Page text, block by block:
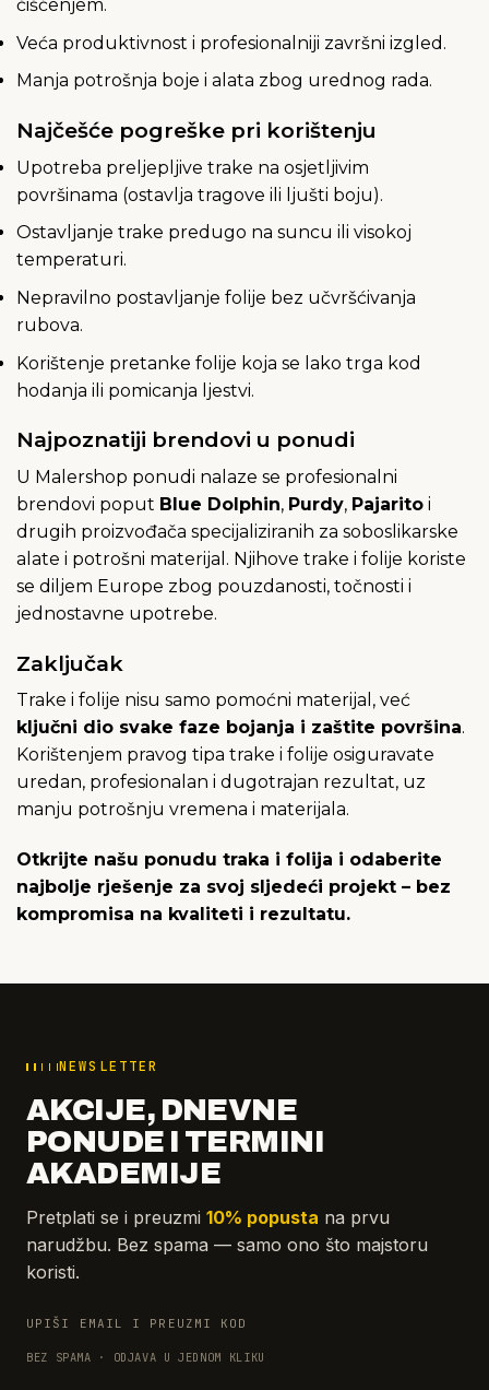
čišćenjem.
Veća produktivnost i profesionalniji završni izgled.
Manja potrošnja boje i alata zbog urednog rada.
Najčešće pogreške pri korištenju
Upotreba preljepljive trake na osjetljivim
površinama (ostavlja tragove ili ljušti boju).
Ostavljanje trake predugo na suncu ili visokoj
temperaturi.
Nepravilno postavljanje folije bez učvršćivanja
rubova.
Korištenje pretanke folije koja se lako trga kod
hodanja ili pomicanja ljestvi.
Najpoznatiji brendovi u ponudi
U Malershop ponudi nalaze se profesionalni
brendovi poput Blue Dolphin, Purdy, Pajarito i
drugih proizvođača specijaliziranih za soboslikarske
alate i potrošni materijal. Njihove trake i folije koriste
se diljem Europe zbog pouzdanosti, točnosti i
jednostavne upotrebe.
Zaključak
Trake i folije nisu samo pomoćni materijal, već
ključni dio svake faze bojanja i zaštite površina.
Korištenjem pravog tipa trake i folije osiguravate
uredan, profesionalan i dugotrajan rezultat, uz
manju potrošnju vremena i materijala.
Otkrijte našu ponudu traka i folija i odaberite
najbolje rješenje za svoj sljedeći projekt – bez
kompromisa na kvaliteti i rezultatu.
NEWSLETTER
AKCIJE, DNEVNE
PONUDE I TERMINI
AKADEMIJE
Pretplati se i preuzmi 10% popusta na prvu
narudžbu. Bez spama — samo ono što majstoru
koristi.
UPIŠI EMAIL I PREUZMI KOD
BEZ SPAMA · ODJAVA U JEDNOM KLIKU